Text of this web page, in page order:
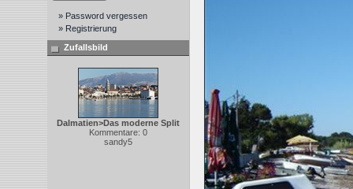
» Password vergessen
» Registrierung
Zufallsbild
Dalmatien>Das moderne Split
Kommentare: 0
sandy5